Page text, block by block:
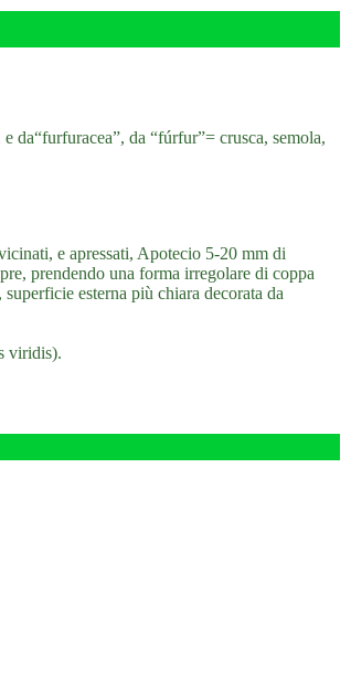
da“furfuracea”, da “fúrfur”= crusca, semola,
e apressati, Apotecio 5-20 mm di
prendendo una forma irregolare di coppa
esterna più chiara decorata da
viridis).